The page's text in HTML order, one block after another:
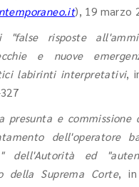
), 19 marzo
risposte
e nuove
labirinti interpretativi,
presunta e commissione
dell'operatore
dell'Autorità ed
della Suprema Corte, in